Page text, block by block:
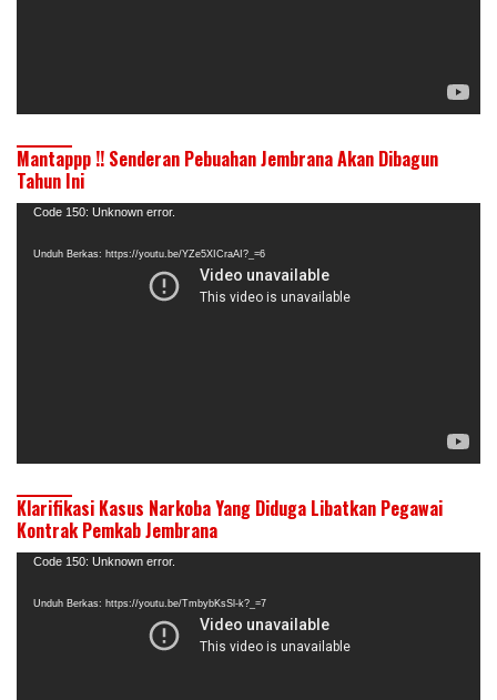
Mantappp !! Senderan Pebuahan Jembrana Akan Dibagun
Tahun Ini
Pemutar
Code 150: Unknown error.
Unduh Berkas: https://youtu.be/YZe5XICraAI?_=6
Klarifikasi Kasus Narkoba Yang Diduga Libatkan Pegawai
Kontrak Pemkab Jembrana
Pemutar
Code 150: Unknown error.
Unduh Berkas: https://youtu.be/TmbybKsSl-k?_=7